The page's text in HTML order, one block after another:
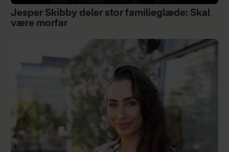
Jesper Skibby deler stor familieglæde: Skal
være morfar